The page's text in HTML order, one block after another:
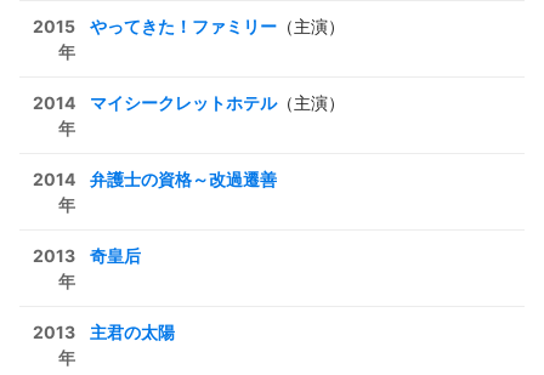
2015
年
やってきた！ファミリー （主演）
2014
年
マイシークレットホテル（主演）
2014
年
弁護士の資格～改過遷善
2013
年
奇皇后
2013
年
主君の太陽